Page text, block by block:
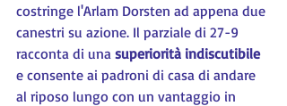
costringe l'Arlam Dorsten ad appena due
canestri su azione. Il parziale di 27-9
racconta di una superiorità indiscutibile
e consente ai padroni di casa di andare
al riposo lungo con un vantaggio in